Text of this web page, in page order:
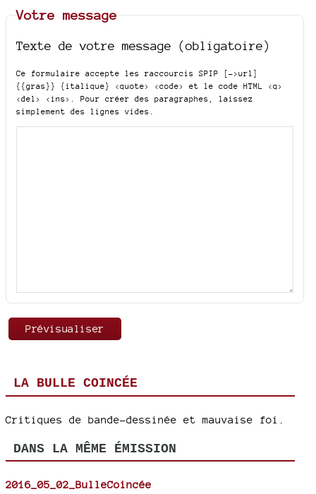
Votre message
Texte de votre message (obligatoire)
Ce formulaire accepte les raccourcis SPIP
[->url]
{{gras}} {italique} <quote> <code>
et le code HTML <q>
<del> <ins>
. Pour créer des paragraphes, laissez
simplement des lignes vides.
LA BULLE COINCÉE
Critiques de bande-dessinée et mauvaise foi.
DANS LA MÊME ÉMISSION
2016_05_02_BulleCoincée